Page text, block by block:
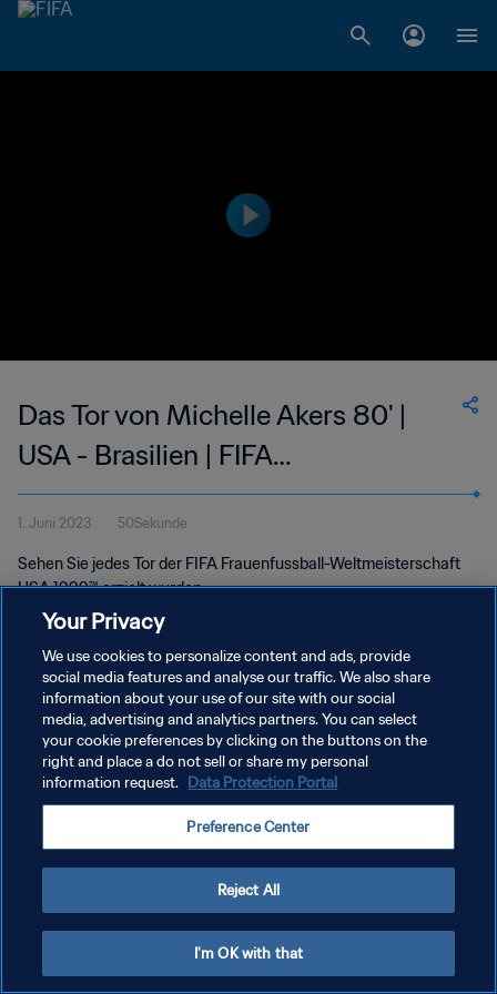
Das Tor von Michelle Akers 80' |
USA - Brasilien | FIFA
Frauenfussball-Weltmeisterschaft
USA 1999™
1. Juni 2023 50Sekunde
Sehen Sie jedes Tor der FIFA Frauenfussball-Weltmeisterschaft
USA 1999™ erzielt wurden.
DATENSCHUTZ
NUTZUNGSBEDINGUNGEN
COOKIE-EINSTELLUNGEN VERWALTEN
Your Privacy
We use cookies to personalize content and ads, provide
social media features and analyse our traffic. We also share
information about your use of our site with our social
media, advertising and analytics partners. You can select
your cookie preferences by clicking on the buttons on the
right and place a do not sell or share my personal
information request. Data Protection Portal
Preference Center
Reject All
I'm OK with that